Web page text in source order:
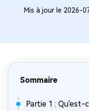
Mis à jour le 2026-
Sommaire
Partie 1 : Qu'est-